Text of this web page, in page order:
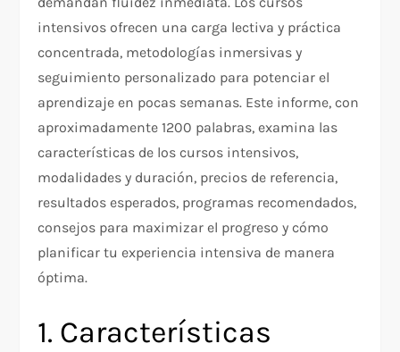
intensivos ofrecen una carga lectiva y práctica
concentrada, metodologías inmersivas y
seguimiento personalizado para potenciar el
aprendizaje en pocas semanas. Este informe, con
aproximadamente 1200 palabras, examina las
características de los cursos intensivos,
modalidades y duración, precios de referencia,
resultados esperados, programas recomendados,
consejos para maximizar el progreso y cómo
planificar tu experiencia intensiva de manera
óptima.
1. Características